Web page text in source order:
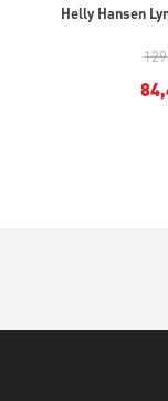
Helly Hansen